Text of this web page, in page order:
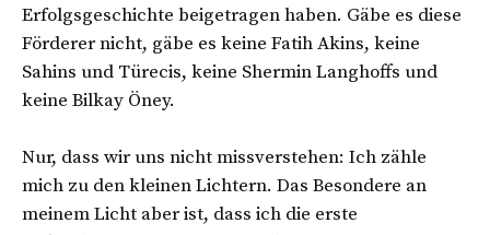
Erfolgsgeschichte beigetragen haben. Gäbe es diese
Förderer nicht, gäbe es keine Fatih Akins, keine
Sahins und Türecis, keine Shermin Langhoffs und
keine Bilkay Öney.
Nur, dass wir uns nicht missverstehen: Ich zähle
mich zu den kleinen Lichtern. Das Besondere an
meinem Licht aber ist, dass ich die erste